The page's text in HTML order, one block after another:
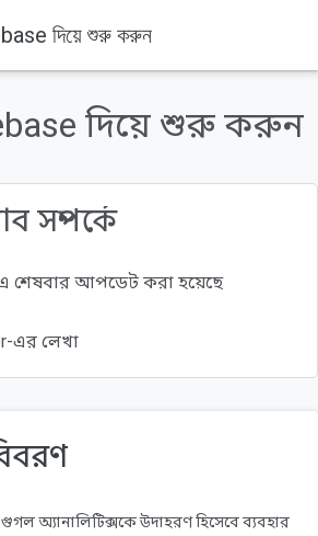
করুন
SDK যোগ করুন।
দিয়ে শুরু করুন
দিয়ে শুরু করুন
সম্পর্কে
এ শেষবার আপডেট করা হয়েছে
এর লেখা
অ্যানালিটিক্সকে উদাহরণ হিসেবে ব্যবহার